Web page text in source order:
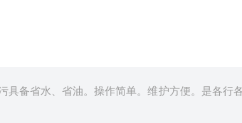
具备省水、省油。操作简单。维护方便。是各行